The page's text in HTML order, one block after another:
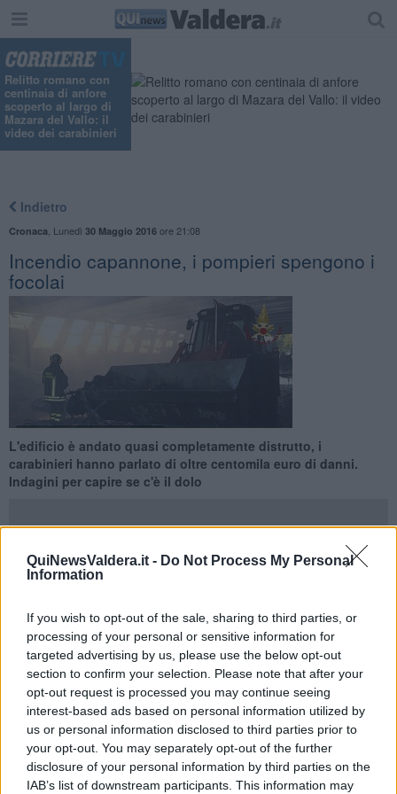
QuiNewsValdera.it - Do Not Process My Personal
Information
If you wish to opt-out of the sale, sharing to third parties, or
processing of your personal or sensitive information for
targeted advertising by us, please use the below opt-out
section to confirm your selection. Please note that after your
opt-out request is processed you may continue seeing
interest-based ads based on personal information utilized by
us or personal information disclosed to third parties prior to
your opt-out. You may separately opt-out of the further
disclosure of your personal information by third parties on the
IAB’s list of downstream participants. This information may
Relitto romano con
centinaia di anfore
scoperto al largo di
Mazara del Vallo: il
video dei carabinieri
Indietro
Cronaca Lunedì 30 Maggio 2016ore 21:08
Incendio capannone, i pompieri spengono i
focolai
L'edificio è andato quasi completamente distrutto, i
carabinieri hanno parlato di oltre centomila euro di danni.
Indagini per capire se c'è il dolo
bonifica del capannone interessato dall'incendio a Perignano, nella
zona industriale. Sul posto le squadre di vigili del fuoco che
ruspastanno cercando di eliminarei focolai presenti.
L'edificio andato completamente distrutto è di proprietà della ditta
Arte ferroche lo ha affittato a due aziende di Cascina, la2m Prade
Srlscon sede legale a Certaldo e laProject Srlsche ha sede legale
a Chiusdino, in provincia di Siena. La struttura era usata come
deposito di abbigliamento, andato completamente bruciato.